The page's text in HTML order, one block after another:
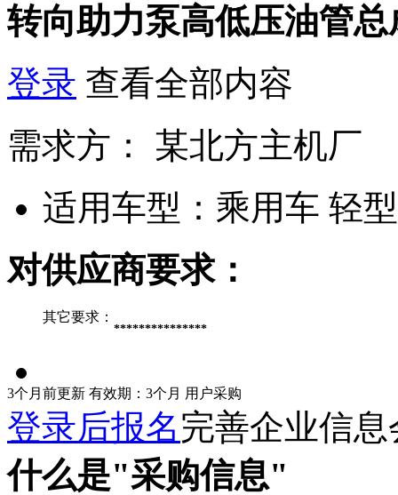
转向助力泵高低压油管总
登录 查看全部内容
需求方：
某北方主机厂
适用车型： 乘用车 轻
对供应商要求：
其它要求：
***************
3个月前更新 有效期：3个月 用户采购
登录后报名完善企业信
什么是"采购信息"